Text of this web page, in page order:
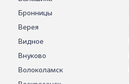
Бронницы
Верея
Видное
Внуково
Волоколамск